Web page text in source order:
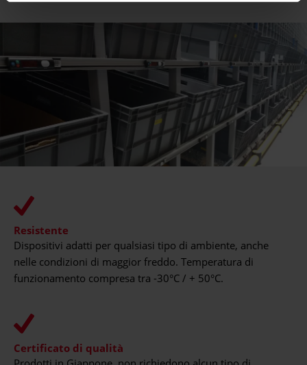
Resistente
Dispositivi adatti per qualsiasi tipo di ambiente, anche
nelle condizioni di maggior freddo. Temperatura di
funzionamento compresa tra -30°C / + 50°C.
Certificato di qualità